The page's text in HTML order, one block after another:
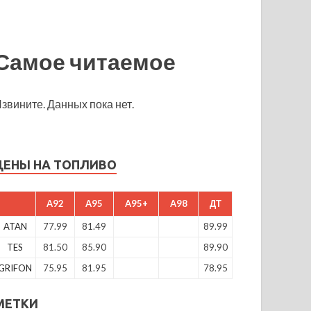
читаемое
Данных пока нет.
НА ТОПЛИВО
A92 A95 A95+ A98 ДТ
ATAN 77.99 81.49
89.99
TES
81.50 85.90
89.90
75.95 81.95 78.95